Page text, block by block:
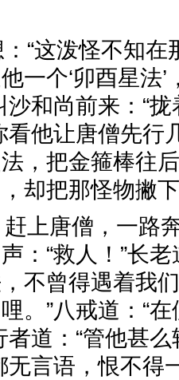
“这泼怪不知在
一个‘卯酉星法’
沙和尚前来：“
看他让唐僧先行
，把金箍棒往
，却把那怪
上唐僧，一路
：“救人！”长
不曾得遇着我
。”八戒道：“
者道：“管他甚
无言语，恨不得